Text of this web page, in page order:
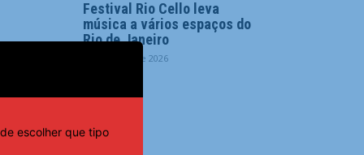
Festival Rio Cello leva
música a vários espaços do
Rio de Janeiro
8 de agosto de 2026
escolher que tipo